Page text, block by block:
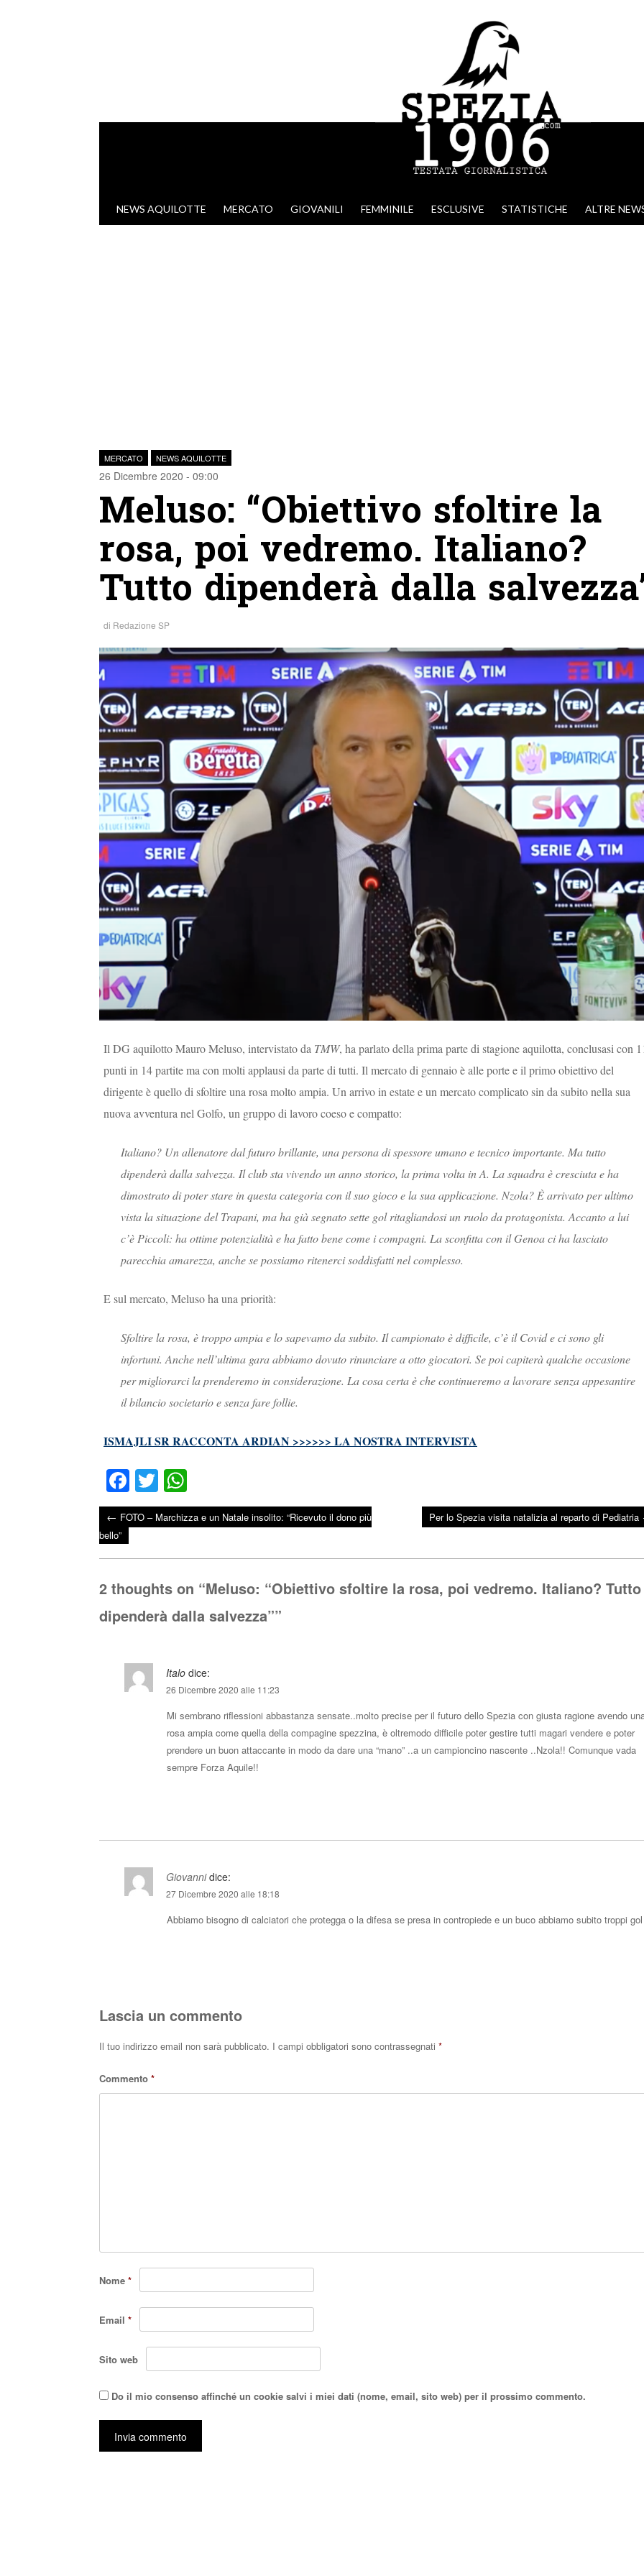
VAI AL CONTENUTO
NEWS AQUILOTTE MERCATO GIOVANILI FEMMINILE ESCLUSIVE STATISTICHE ALTRE
MERCATO NEWS AQUILOTTE
26 Dicembre 2020 - 09:00
Meluso: “Obiettivo sfoltire la
rosa, poi vedremo. Italiano?
Tutto dipenderà dalla
di Redazione SP
Il DG aquilotto Mauro Meluso, intervistato da TMW, ha parlato della prima parte di stagione aquilotta, conclusasi con
punti in 14 partite ma con molti applausi da parte di tutti. Il mercato di gennaio è alle porte e il primo obiettivo del
dirigente è quello di sfoltire una rosa molto ampia. Un arrivo in estate e un mercato complicato sin da subito nella sua
nuova avventura nel Golfo, un gruppo di lavoro coeso e compatto:
Italiano? Un allenatore dal futuro brillante, una persona di spessore umano e tecnico importante. Ma tutto
dipenderà dalla salvezza. Il club sta vivendo un anno storico, la prima volta in A. La squadra è cresciuta e ha
dimostrato di poter stare in questa categoria con il suo gioco e la sua applicazione. Nzola? È arrivato per ultimo
vista la situazione del Trapani, ma ha già segnato sette gol ritagliandosi un ruolo da protagonista. Accanto a lui
c’è Piccoli: ha ottime potenzialità e ha fatto bene come i compagni. La sconfitta con il Genoa ci ha lasciato
parecchia amarezza, anche se possiamo ritenerci soddisfatti nel complesso.
E sul mercato, Meluso ha una priorità:
Sfoltire la rosa, è troppo ampia e lo sapevamo da subito. Il campionato è difficile, c’è il Covid e ci sono gli
infortuni. Anche nell’ultima gara abbiamo dovuto rinunciare a otto giocatori. Se poi capiterà qualche occasione
per migliorarci la prenderemo in considerazione. La cosa certa è che continueremo a lavorare senza appesantire
il bilancio societario e senza fare follie.
ISMAJLI SR RACCONTA ARDIAN >>>>>> LA NOSTRA INTERVISTA
Fa
ce
bo
T
wi
tte
ha
ts
Post navigation
← FOTO – Marchizza e un Natale insolito: “Ricevuto il dono più
bello”
Per lo Spezia visita natalizia al reparto di Pediatria
2 thoughts on “Meluso: “Obiettivo sfoltire la rosa, poi vedremo. Italiano? Tutto
dipenderà dalla salvezza””
Italo dice:
26 Dicembre 2020 alle 11:23
Mi sembrano riflessioni abbastanza sensate..molto precise per il futuro dello Spezia con giusta ragione avendo
rosa ampia come quella della compagine spezzina, è oltremodo difficile poter gestire tutti magari vendere e poter
prendere un buon attaccante in modo da dare una “mano” ..a un campioncino nascente ..Nzola!! Comunque vada
sempre Forza Aquile!!
Giovanni dice:
27 Dicembre 2020 alle 18:18
Abbiamo bisogno di calciatori che protegga o la difesa se presa in contropiede e un buco abbiamo subito troppi gol
Lascia un commento
Il tuo indirizzo email non sarà pubblicato. I campi obbligatori sono contrassegnati *
Commento *
Nome *
Email *
Sito web
Do il mio consenso affinché un cookie salvi i miei dati (nome, email, sito web) per il prossimo commento.